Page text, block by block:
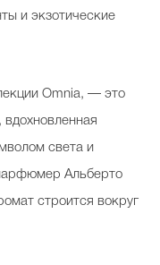
и экзотические
Omnia, — это
света и
Альберто
строится вокруг